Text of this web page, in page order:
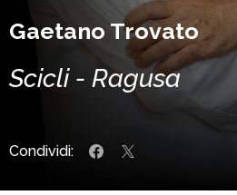
Gaetano Trovato
Scicli - Ragusa
Condividi: